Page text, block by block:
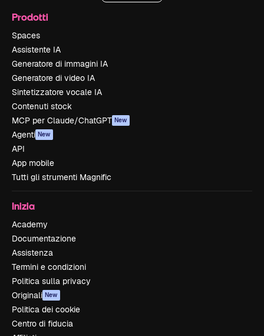
Prodotti
Spaces
Assistente IA
Generatore di immagini IA
Generatore di video IA
Sintetizzatore vocale IA
Contenuti stock
MCP per Claude/ChatGPT New
Agenti New
API
App mobile
Tutti gli strumenti Magnific
Inizia
Academy
Documentazione
Assistenza
Termini e condizioni
Politica sulla privacy
Originali New
Politica dei cookie
Centro di fiducia